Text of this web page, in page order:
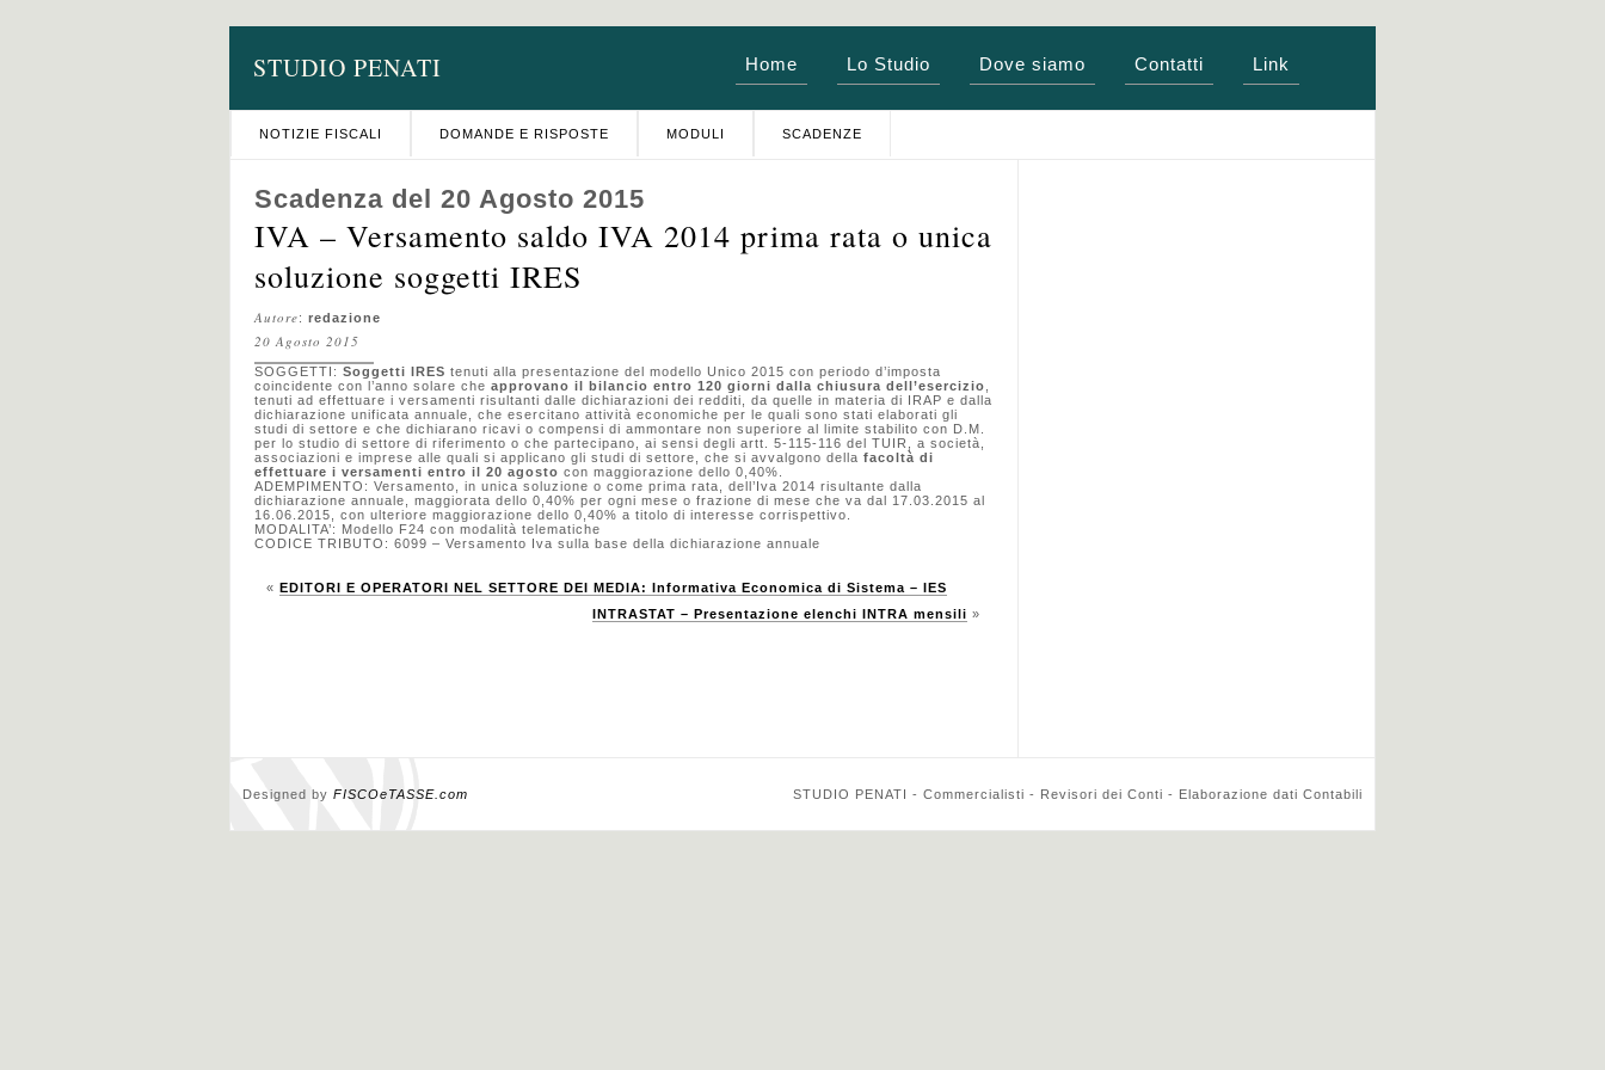
STUDIO PENATI Home Lo Studio Dove siamo Contatti Link
NOTIZIE FISCALI DOMANDE E RISPOSTE MODULI SCADENZE
Scadenza del 20 Agosto 2015
IVA – Versamento saldo IVA 2014 prima rata o unica
soluzione soggetti IRES
Autore: redazione
20 Agosto 2015
SOGGETTI: Soggetti IRES tenuti alla presentazione del modello Unico 2015 con periodo d’imposta
coincidente con l’anno solare che approvano il bilancio entro 120 giorni dalla chiusura dell’esercizio
tenuti ad effettuare i versamenti risultanti dalle dichiarazioni dei redditi, da quelle in materia di IRAP e dalla
dichiarazione unificata annuale, che esercitano attività economiche per le quali sono stati elaborati gli
studi di settore e che dichiarano ricavi o compensi di ammontare non superiore al limite stabilito con D.M.
per lo studio di settore di riferimento o che partecipano, ai sensi degli artt. 5-115-116 del TUIR, a società,
associazioni e imprese alle quali si applicano gli studi di settore, che si avvalgono della facoltà di
effettuare i versamenti entro il 20 agosto con maggiorazione dello 0,40%.
ADEMPIMENTO: Versamento, in unica soluzione o come prima rata, dell’Iva 2014 risultante dalla
dichiarazione annuale, maggiorata dello 0,40% per ogni mese o frazione di mese che va dal 17.03.2015 al
16.06.2015, con ulteriore maggiorazione dello 0,40% a titolo di interesse corrispettivo.
MODALITA’: Modello F24 con modalità telematiche
CODICE TRIBUTO: 6099 – Versamento Iva sulla base della dichiarazione annuale
« EDITORI E OPERATORI NEL SETTORE DEI MEDIA: Informativa Economica di Sistema – IES
INTRASTAT – Presentazione elenchi INTRA mensili »
Designed by FISCOeTASSE.com STUDIO PENATI - Commercialisti - Revisori dei Conti - Elaborazione dati Contabili